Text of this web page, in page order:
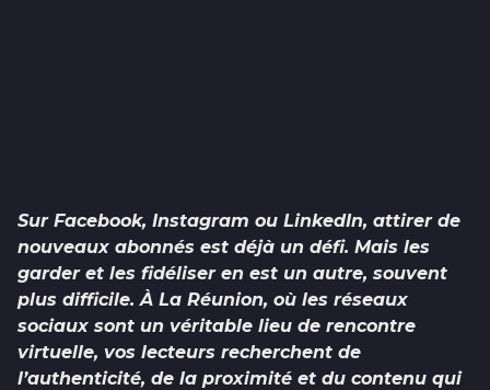
Sur Facebook, Instagram ou LinkedIn, attirer de
nouveaux abonnés est déjà un défi. Mais les
garder et les fidéliser en est un autre, souvent
plus difficile. À La Réunion, où les réseaux
sociaux sont un véritable lieu de rencontre
virtuelle, vos lecteurs recherchent de
l’authenticité, de la proximité et du contenu qui